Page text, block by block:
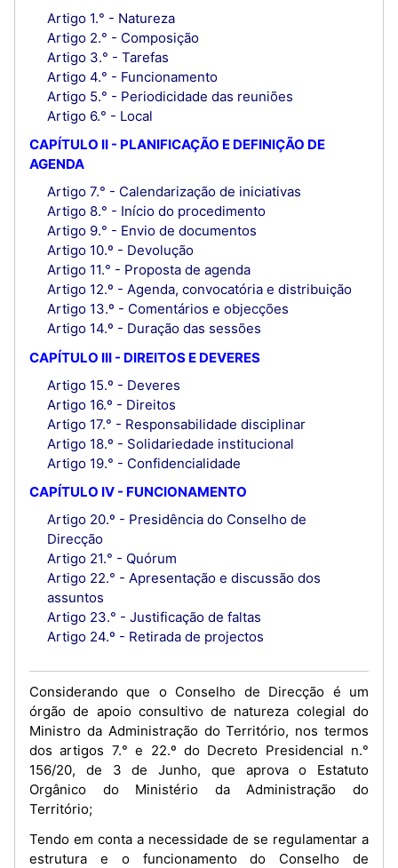
Artigo 1.° - Natureza
Artigo 2.° - Composição
Artigo 3.° - Tarefas
Artigo 4.° - Funcionamento
Artigo 5.° - Periodicidade das reuniões
Artigo 6.° - Local
CAPÍTULO II - PLANIFICAÇÃO E DEFINIÇÃO DE
AGENDA
Artigo 7.° - Calendarização de iniciativas
Artigo 8.° - Início do procedimento
Artigo 9.° - Envio de documentos
Artigo 10.º - Devolução
Artigo 11.° - Proposta de agenda
Artigo 12.º - Agenda, convocatória e distribuição
Artigo 13.º - Comentários e objecções
Artigo 14.º - Duração das sessões
CAPÍTULO III - DIREITOS E DEVERES
Artigo 15.º - Deveres
Artigo 16.º - Direitos
Artigo 17.° - Responsabilidade disciplinar
Artigo 18.º - Solidariedade institucional
Artigo 19.° - Confidencialidade
CAPÍTULO IV - FUNCIONAMENTO
Artigo 20.º - Presidência do Conselho de
Direcção
Artigo 21.° - Quórum
Artigo 22.° - Apresentação e discussão dos
assuntos
Artigo 23.° - Justificação de faltas
Artigo 24.º - Retirada de projectos
Considerando que o Conselho de Direcção é um
órgão de apoio consultivo de natureza colegial do
Ministro da Administração do Território, nos termos
dos artigos 7.° e 22.º do Decreto Presidencial n.°
156/20, de 3 de Junho, que aprova o Estatuto
Orgânico do Ministério da Administração do
Território;
Tendo em conta a necessidade de se regulamentar a
estrutura e o funcionamento do Conselho de